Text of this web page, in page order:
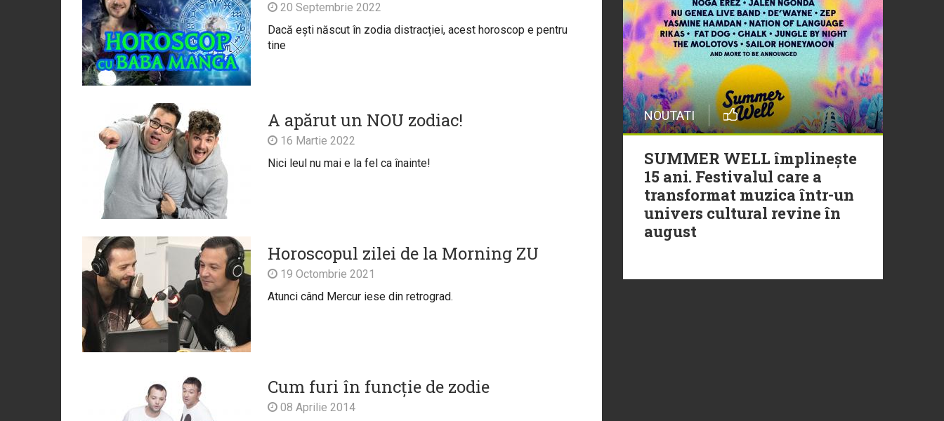
20 Septembrie 2022
Dacă ești născut în zodia distracției, acest horoscop e pentru
tine
A apărut un NOU zodiac!
16 Martie 2022
Nici leul nu mai e la fel ca înainte!
Horoscopul zilei de la Morning ZU
19 Octombrie 2021
Atunci când Mercur iese din retrograd.
Cum furi în funcție de zodie
08 Aprilie 2014
20 Iulie
Episod nou | Muzica Aia x
DJ Christian Thomson
20 Iulie
Torpedoul lui Morar: Theo
Rose - „Ceai lângă tine”
NOUTATI
SUMMER WELL împlinește
15 ani. Festivalul care a
transformat muzica într-un
univers cultural revine în
august